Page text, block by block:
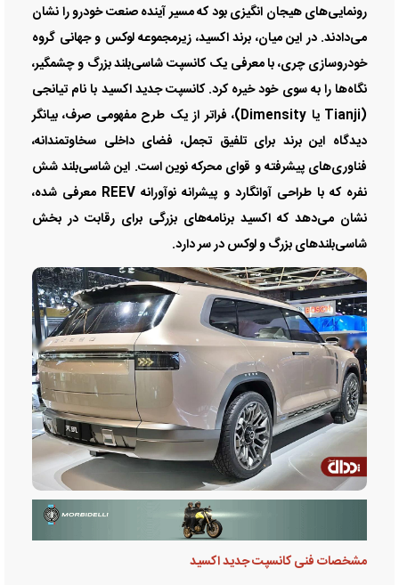
رونمایی‌های هیجان‌ انگیزی بود که مسیر آینده صنعت خودرو را نشان
می‌دادند. در این میان، برند اکسید، زیرمجموعه لوکس و جهانی گروه
خودروسازی چری، با معرفی یک کانسپت شاسی‌بلند بزرگ و چشمگیر،
نگاه‌ها را به سوی خود خیره کرد. کانسپت جدید اکسید با نام تیانجی
(Tianji یا Dimensity)، فراتر از یک طرح مفهومی صرف، بیانگر
دیدگاه این برند برای تلفیق تجمل، فضای داخلی سخاوتمندانه،
فناوری‌های پیشرفته و قوای محرکه نوین است. این شاسی‌بلند شش
نفره که با طراحی آوانگارد و پیشرانه نوآورانه REEV معرفی شده،
نشان می‌دهد که اکسید برنامه‌های بزرگی برای رقابت در بخش
شاسی‌بلندهای بزرگ و لوکس در سر دارد.
مشخصات فنی کانسپت جدید اکسید